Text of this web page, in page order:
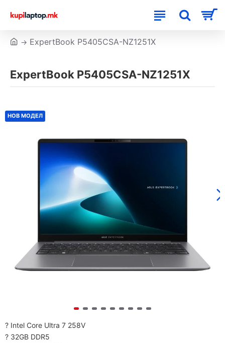
ExpertBook P5405CSA-NZ1251X
ExpertBook P5405CSA-NZ1251X
НОВ МОДЕЛ
? Intel Core Ultra 7 258V
? 32GB DDR5